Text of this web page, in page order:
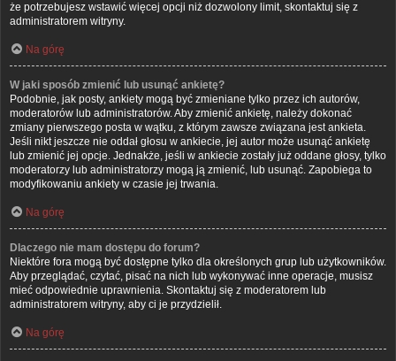
że potrzebujesz wstawić więcej opcji niż dozwolony limit, skontaktuj się z
administratorem witryny.
Na górę
W jaki sposób zmienić lub usunąć ankietę?
Podobnie, jak posty, ankiety mogą być zmieniane tylko przez ich autorów,
moderatorów lub administratorów. Aby zmienić ankietę, należy dokonać
zmiany pierwszego posta w wątku, z którym zawsze związana jest ankieta.
Jeśli nikt jeszcze nie oddał głosu w ankiecie, jej autor może usunąć ankietę
lub zmienić jej opcje. Jednakże, jeśli w ankiecie zostały już oddane głosy, tylko
moderatorzy lub administratorzy mogą ją zmienić, lub usunąć. Zapobiega to
modyfikowaniu ankiety w czasie jej trwania.
Na górę
Dlaczego nie mam dostępu do forum?
Niektóre fora mogą być dostępne tylko dla określonych grup lub użytkowników.
Aby przeglądać, czytać, pisać na nich lub wykonywać inne operacje, musisz
mieć odpowiednie uprawnienia. Skontaktuj się z moderatorem lub
administratorem witryny, aby ci je przydzielił.
Na górę